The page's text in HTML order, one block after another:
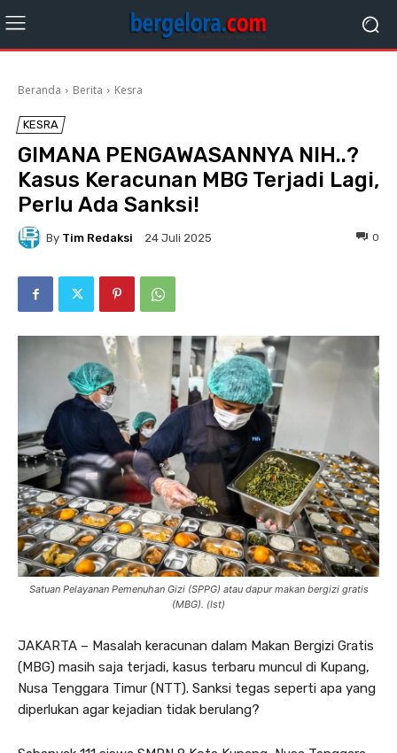
Beranda Berita Kesra
KESRA
GIMANA PENGAWASANNYA NIH..?
Kasus Keracunan MBG Terjadi Lagi,
Perlu Ada Sanksi!
By Tim Redaksi 24 Juli 2025 0
Satuan Pelayanan Pemenuhan Gizi (SPPG) atau dapur makan bergizi gratis
(MBG). (Ist)
JAKARTA – Masalah keracunan dalam Makan Bergizi Gratis
(MBG) masih saja terjadi, kasus terbaru muncul di Kupang,
Nusa Tenggara Timur (NTT). Sanksi tegas seperti apa yang
diperlukan agar kejadian tidak berulang?